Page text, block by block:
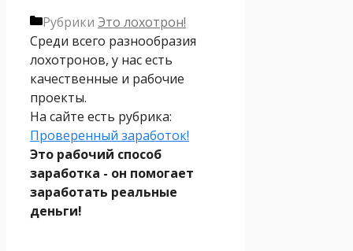
Рубрики Это лохотрон!
Среди всего разнообразия
лохотронов, у нас есть
качественные и рабочие
проекты.
На сайте есть рубрика:
Проверенный заработок!
Это рабочий способ
заработка - он помогает
заработать реальные
деньги!